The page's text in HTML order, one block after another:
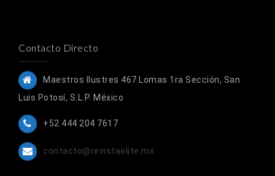
Contacto Directo
Maestros Ilustres 467 Lomas 1ra Sección, San
Luis Potosí, S.L.P. México
+52 444 204 7617
contacto@revistaelite.mx